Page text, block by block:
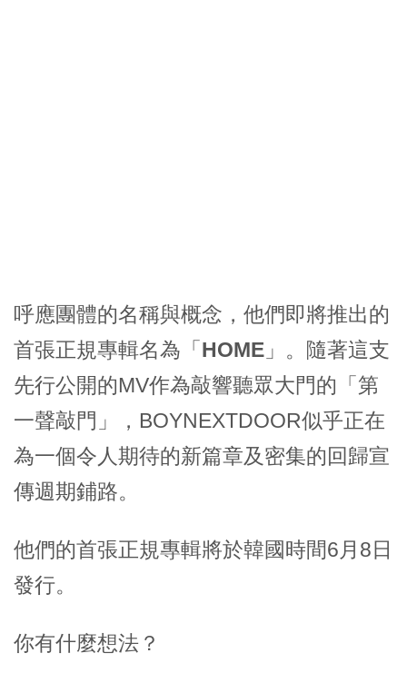
呼應團體的名稱與概念，他們即將推出的
首張正規專輯名為「 HOME 」。隨著這支
先行公開的MV作為敲響聽眾大門的「第
一聲敲門」，BOYNEXTDOOR似乎正在
為一個令人期待的新篇章及密集的回歸宣
傳週期鋪路。
他們的首張正規專輯將於韓國時間6月8日
發行。
你有什麼想法？